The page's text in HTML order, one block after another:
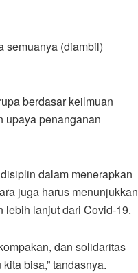
semuanya (diambil)
berdasar keilmuan
upaya penanganan
dalam menerapkan
juga harus menunjukkan
lebih lanjut dari Covid-19.
dan solidaritas
bisa,” tandasnya.